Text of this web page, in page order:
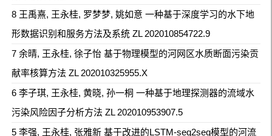
8 王禹熹, 王永桂, 罗梦梦, 姚如意 一种基于深度学习的水下地
形数据识别和服务方法及系统 ZL 202010854722.9
7 余晴, 王永桂, 徐子怡 基于物理模型的河网区水质断面污染贡
献率核算方法 ZL 202010325955.X
6 李子琪, 王永桂, 黄晓, 孙一桐 一种基于地理探测器的流域水
污染风险因子分析方法 ZL 202010953907.5
5 李强, 王永桂, 张雅新 基于改进的LSTM-seq2seq模型的河流